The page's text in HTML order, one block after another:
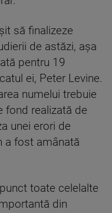
să finalizeze
de astăzi, așa
pentru 19
ei, Peter Levine.
numelui trebuie
fond realizată de
unei erori de
a fost amânată
toate celelalte
din